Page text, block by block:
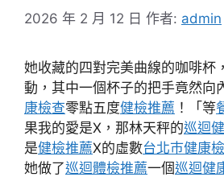
2026 年 2 月 12 日 作者: admin
她收藏的四對完美曲線的咖啡杯
動，其中一個杯子的把手竟然向
康檢查零點五度健檢推薦 ！「等
果我的愛是X，那林天秤的巡迴
是健檢推薦X的虛數台北巿健康
她做了巡迴體檢推薦一個巡迴健